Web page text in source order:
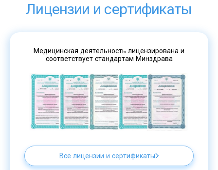
Лицензии и сертификаты
Медицинская деятельность лицензирована и
соответствует стандартам Минздрава
Все лицензии и сертификаты